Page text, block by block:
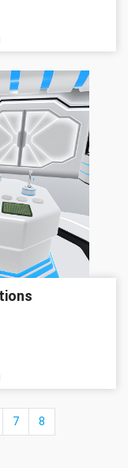
7 8